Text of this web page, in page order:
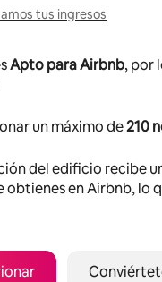
tus ingresos
Apto para Airbnb, por
un máximo de210
del edificio recibe
obtienes en Airbnb, lo